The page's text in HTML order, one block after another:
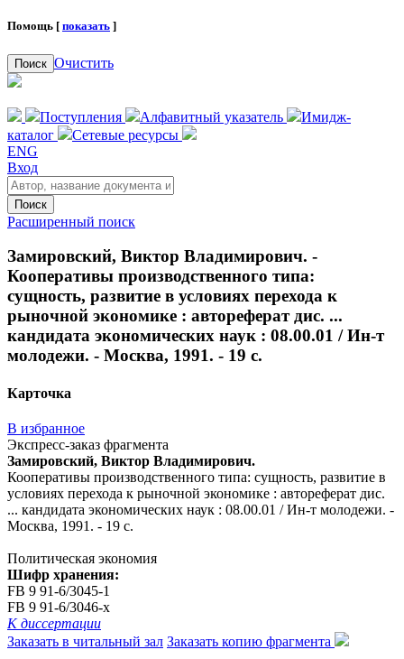
Помощь [ показать ]
Поиск Очистить
Поступления Алфавитный указатель
Имидж-
каталог
Сетевые ресурсы
ENG
Вход
Поиск
Расширенный поиск
Замировский, Виктор Владимирович. -
Кооперативы производственного типа:
сущность, развитие в условиях перехода к
рыночной экономике : автореферат дис. ...
кандидата экономических наук : 08.00.01 / Ин-т
молодежи. - Москва, 1991. - 19 с.
Карточка
В избранное
Экспресс-заказ фрагмента
Замировский, Виктор Владимирович.
Кооперативы производственного типа: сущность, развитие в
условиях перехода к рыночной экономике : автореферат дис.
... кандидата экономических наук : 08.00.01 / Ин-т молодежи. -
Москва, 1991. - 19 с.
Политическая экономия
Шифр хранения:
FB 9 91-6/3045-1
FB 9 91-6/3046-x
К диссертации
Заказать в читальный зал Заказать копию фрагмента